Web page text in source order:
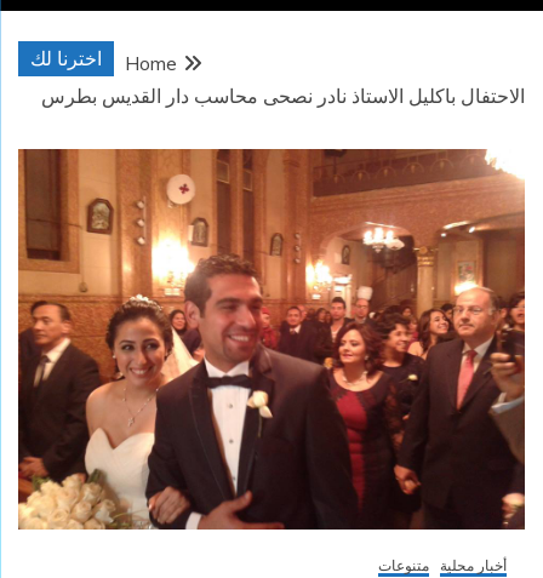
اخترنا لك
Home
الاحتفال باكليل الاستاذ نادر نصحى محاسب دار القديس بطرس
أخبار محلية متنوعات